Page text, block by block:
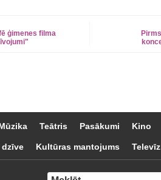
ģimenes filma
Teātris Pasākumi Kino
dzīve Kultūras mantojums